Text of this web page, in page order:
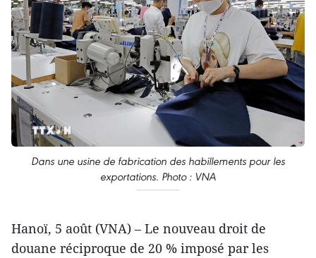
Dans une usine de fabrication des habillements pour les
exportations. Photo : VNA
Hanoï, 5 août (VNA) – Le nouveau droit de
douane réciproque de 20 % imposé par les